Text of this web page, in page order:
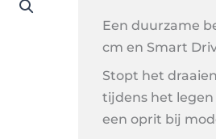
Een duurzame
cm en Smart
Stopt het
tijdens het legen
een oprit bij